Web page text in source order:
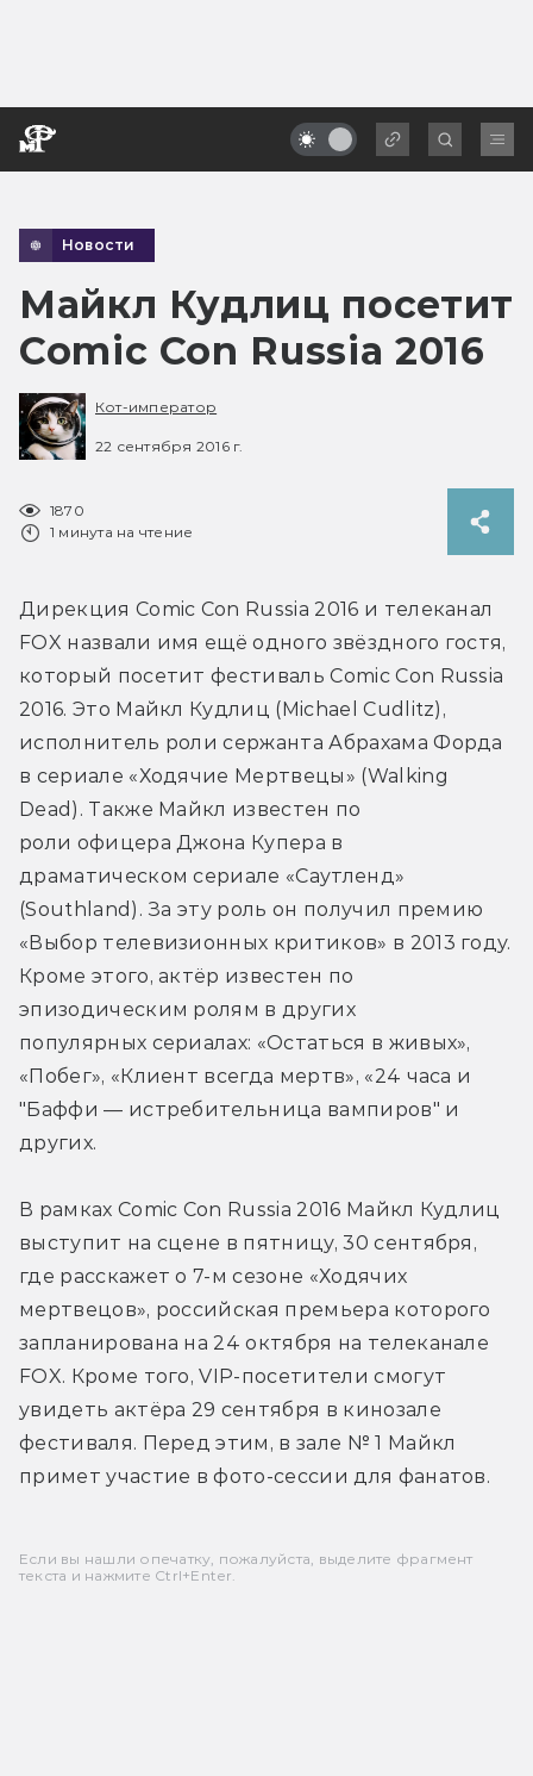
Новости
Майкл Кудлиц посетит
Comic Con Russia 2016
Кот-император
22 сентября 2016 г.
1870
1 минута на чтение
Дирекция Comic Con Russia 2016 и телеканал
FOX назвали имя ещё одного звёздного гостя,
который посетит фестиваль Comic Con Russia
2016. Это Майкл Кудлиц (Michael Cudlitz),
исполнитель роли сержанта Абрахама Форда
в сериале «Ходячие Мертвецы» (Walking
Dead). Также Майкл известен по
роли офицера Джона Купера в
драматическом сериале «Саутленд»
(Southland). За эту роль он получил премию
«Выбор телевизионных критиков» в 2013 году.
Кроме этого, актёр известен по
эпизодическим ролям в других
популярных сериалах: «Остаться в живых»,
«Побег», «Клиент всегда мертв», «24 часа и
"Баффи — истребительница вампиров" и
других.
В рамках Comic Con Russia 2016 Майкл Кудлиц
выступит на сцене в пятницу, 30 сентября,
где расскажет о 7-м сезоне «Ходячих
мертвецов», российская премьера которого
запланирована на 24 октября на телеканале
FOX. Кроме того, VIP-посетители смогут
увидеть актёра 29 сентября в кинозале
фестиваля. Перед этим, в зале № 1 Майкл
примет участие в фото-сессии для фанатов.
Если вы нашли опечатку, пожалуйста, выделите фрагмент
текста и нажмите Ctrl+Enter.